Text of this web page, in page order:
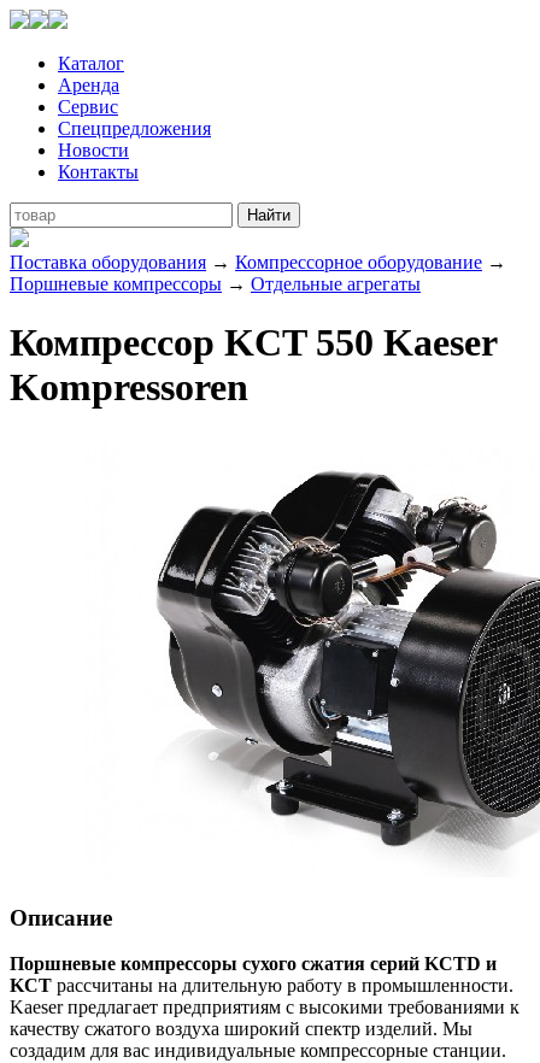
Каталог
Аренда
Сервис
Спецпредложения
Новости
Контакты
Поставка оборудования → Компрессорное оборудование →
Поршневые компрессоры → Отдельные агрегаты
Компрессор KCT 550 Kaeser
Kompressoren
Описание
Поршневые компрессоры сухого сжатия серий KCTD и
KCT рассчитаны на длительную работу в промышленности.
Kaeser предлагает предприятиям с высокими требованиями к
качеству сжатого воздуха широкий спектр изделий. Мы
создадим для вас индивидуальные компрессорные станции.